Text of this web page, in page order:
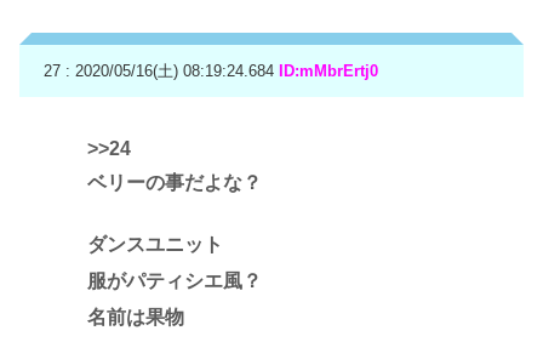
27 : 2020/05/16(土) 08:19:24.684 ID:mMbrErtj0
>>24
ベリーの事だよな？
ダンスユニット
服がパティシエ風？
名前は果物